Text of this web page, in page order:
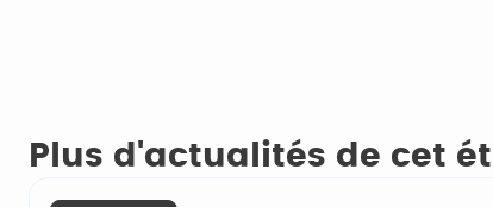
Plus d'actualités de cet